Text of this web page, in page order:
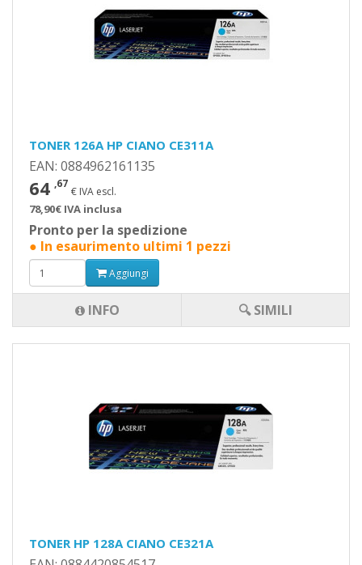
TONER 126A HP CIANO CE311A
EAN: 0884962161135
64 ,67
€ IVA escl.
78,90€ IVA inclusa
Pronto per la spedizione
● In esaurimento ultimi 1 pezzi
Aggiungi
INFO 🔍 SIMILI
TONER HP 128A CIANO CE321A